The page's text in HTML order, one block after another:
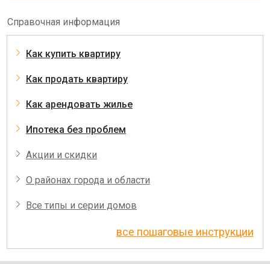
Справочная информация
Как купить квартиру
Как продать квартиру
Как арендовать жилье
Ипотека без проблем
Акции и скидки
О районах города и области
Все типы и серии домов
все пошаговые инструкции